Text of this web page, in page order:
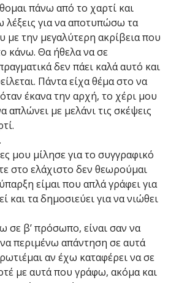
πάνω από το χαρτί και
για να αποτυπώσω τα
με την μεγαλύτερη ακρίβεια που
κάνω. Θα ήθελα να σε
δεν πάει καλά αυτό και
Πάντα είχα θέμα στο να
έκανα την αρχή, το χέρι μου
απλώνει με μελάνι τις σκέψεις
μου μίλησε για το συγγραφικό
στο ελάχιστο δεν θεωρούμαι
είμαι που απλά γράφει για
και τα δημοσιεύει για να νιώθει
σε β’ πρόσωπο, είναι σαν να
περιμένω απάντηση σε αυτά
αν έχω καταφέρει να σε
με αυτά που γράφω, ακόμα και